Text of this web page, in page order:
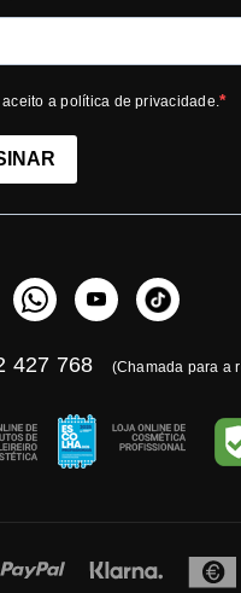
aceito a política de privacidade.
427 768 (Chamada para a